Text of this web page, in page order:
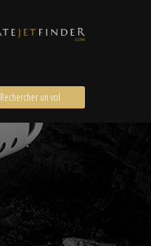
Rechercher un vol